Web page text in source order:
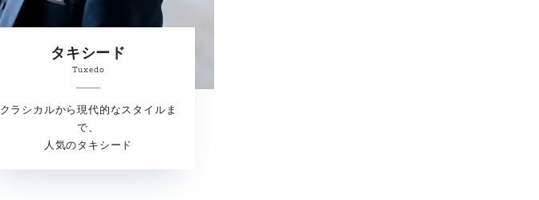
タキシード
Tuxedo
クラシカルから現代的なスタイルま
で、
人気のタキシード